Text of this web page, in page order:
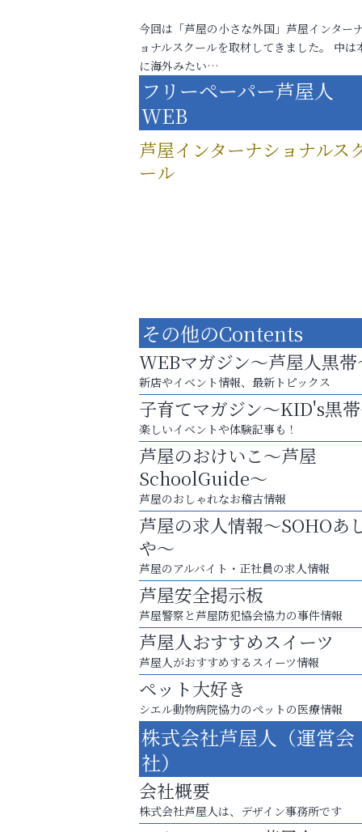
今回は「芦屋の小さな外国」芦屋インター
ョナルスクールを取材してきました。 中は
に海外みたい…
フリーペーパー芦屋人
WEB
芦屋インターナショナルス
ール
英語で育つ、世界が広がる！
いわみ眼科
スマホは何時間までなら大丈夫？ ～スマホ
に知っておきたい子どもの近視対策～
おそうじ本舗芦屋東
その他のContents
WEBマガジン～芦屋人黒帯
新店やイベント情報、最新トピックス
子育てマガジン～KID's黒
楽しいイベントや体験記事も！
芦屋のおけいこ～芦屋
SchoolGuide～
芦屋のおしゃれなお稽古情報
芦屋の求人情報～SOHOあ
や～
芦屋のアルバイト・正社員の求人情報
芦屋安全掲示板
芦屋警察と芦屋防犯協会協力の事件情報
芦屋人おすすめスイーツ
芦屋人がおすすめするスイーツ情報
ペット大好き
シエル動物病院協力のペットの医療情報
株式会社芦屋人（運営会
社）
会社概要
株式会社芦屋人は、デザイン事務所です